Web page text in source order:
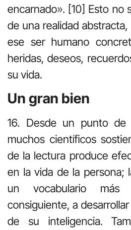
encarnado». [10] Esto no
de una realidad
ese ser humano
heridas, deseos,
su vida.
Un gran bien
16. Desde un punto de
muchos científicos
de la lectura produce
en la vida de la persona;
un vocabulario
consiguiente, a
de su inteligencia.